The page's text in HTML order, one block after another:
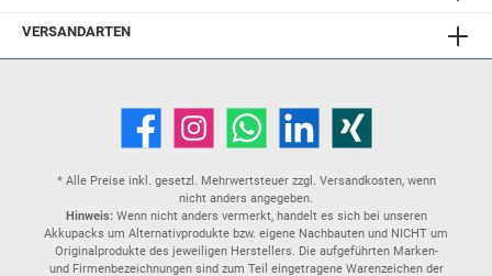
VERSANDARTEN
* Alle Preise inkl. gesetzl. Mehrwertsteuer zzgl. Versandkosten, wenn
nicht anders angegeben.
Hinweis:Wenn nicht anders vermerkt, handelt es sich bei unseren
Akkupacks um Alternativprodukte bzw. eigene Nachbauten und NICHT um
Originalprodukte des jeweiligen Herstellers. Die aufgeführten Marken-
und Firmenbezeichnungen sind zum Teil eingetragene Warenzeichen der